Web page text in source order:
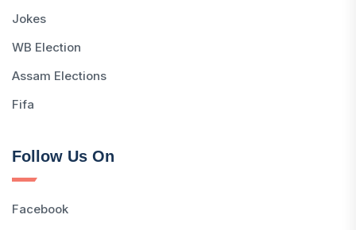
Jokes
WB Election
Assam Elections
Fifa
Follow Us On
Facebook